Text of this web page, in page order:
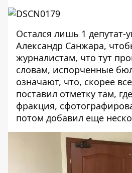
Остался лишь 1 депутат-
Александр Санжара,
журналистам, что тут
словам, испорченные
означают, что, скорее
поставил отметку там,
фракция,
потом добавил еще